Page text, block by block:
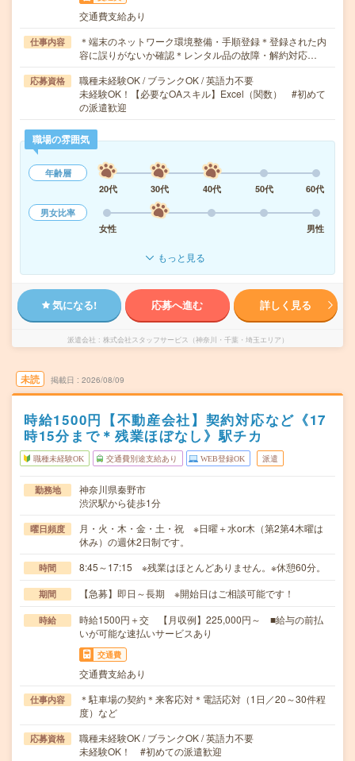
交通費支給あり
仕事内容
＊端末のネットワーク環境整備・手順登録＊登録された内
容に誤りがないか確認＊レンタル品の故障・解約対応…
応募資格
職種未経験OK / ブランクOK / 英語力不要
未経験OK！【必要なOAスキル】Excel（関数） #初めて
の派遣歓迎
職場の雰囲気
年齢層
20代
30代 40代 50代
60代
男女比率
女性
男性
もっと見る
気になる! 応募へ進む 詳しく見る
派遣会社 株式会社スタッフサービス（神奈川・千葉・埼玉エリア）
未読 掲載日 2026/08/09
時給1500円【不動産会社】契約対応など《17
時15分まで＊残業ほぼなし》駅チカ
職種未経験OK 交通費別途支給あり WEB登録OK 派遣
勤務地
神奈川県秦野市
渋沢駅から徒歩1分
曜日頻度
月・火・木・金・土・祝 ※日曜＋水or木（第2第4木曜は
休み）の週休2日制です。
時間 8:45～17:15 ※残業はほとんどありません。※休憩60分。
期間 【急募】即日～長期 ※開始日はご相談可能です！
時給
時給1500円＋交 【月収例】225,000円～ ■給与の前払
いが可能な速払いサービスあり
交通費
交通費支給あり
仕事内容
＊駐車場の契約＊来客応対＊電話応対（1日／20～30件程
度）など
応募資格
職種未経験OK / ブランクOK / 英語力不要
未経験OK！ #初めての派遣歓迎